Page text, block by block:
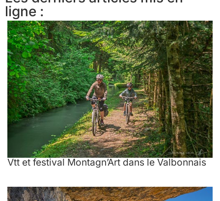
ligne :
Vtt et festival Montagn’Art dans le Valbonnais